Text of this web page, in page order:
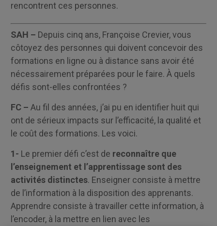
rencontrent ces personnes.
SAH – Depuis cinq ans, Françoise Crevier, vous
côtoyez des personnes qui doivent concevoir des
formations en ligne ou à distance sans avoir été
nécessairement préparées pour le faire. À quels
défis sont-elles confrontées ?
FC – Au fil des années, j’ai pu en identifier huit qui
ont de sérieux impacts sur l’efficacité, la qualité et
le coût des formations. Les voici.
1- Le premier défi c’est de reconnaître que
l’enseignement et l’apprentissage sont des
activités distinctes. Enseigner consiste à mettre
de l’information à la disposition des apprenants.
Apprendre consiste à travailler cette information, à
l’encoder, à la mettre en lien avec les